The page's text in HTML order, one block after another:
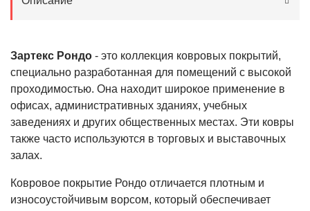
Зартекс Рондо - это коллекция ковровых покрытий,
специально разработанная для помещений с высокой
проходимостью. Она находит широкое применение в
офисах, административных зданиях, учебных
заведениях и других общественных местах. Эти ковры
также часто используются в торговых и выставочных
залах.
Ковровое покрытие Рондо отличается плотным и
износоустойчивым ворсом, который обеспечивает